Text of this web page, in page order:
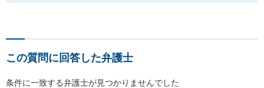
この質問に回答した弁護士
条件に一致する弁護士が見つかりませんでした